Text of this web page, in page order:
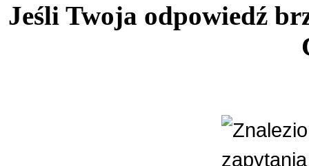
Jeśli Twoja odpowiedź